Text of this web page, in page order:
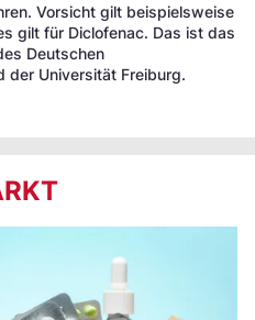
Vorsicht gilt beispielsweise
gilt für Diclofenac. Das ist das
Deutschen
der Universität Freiburg.